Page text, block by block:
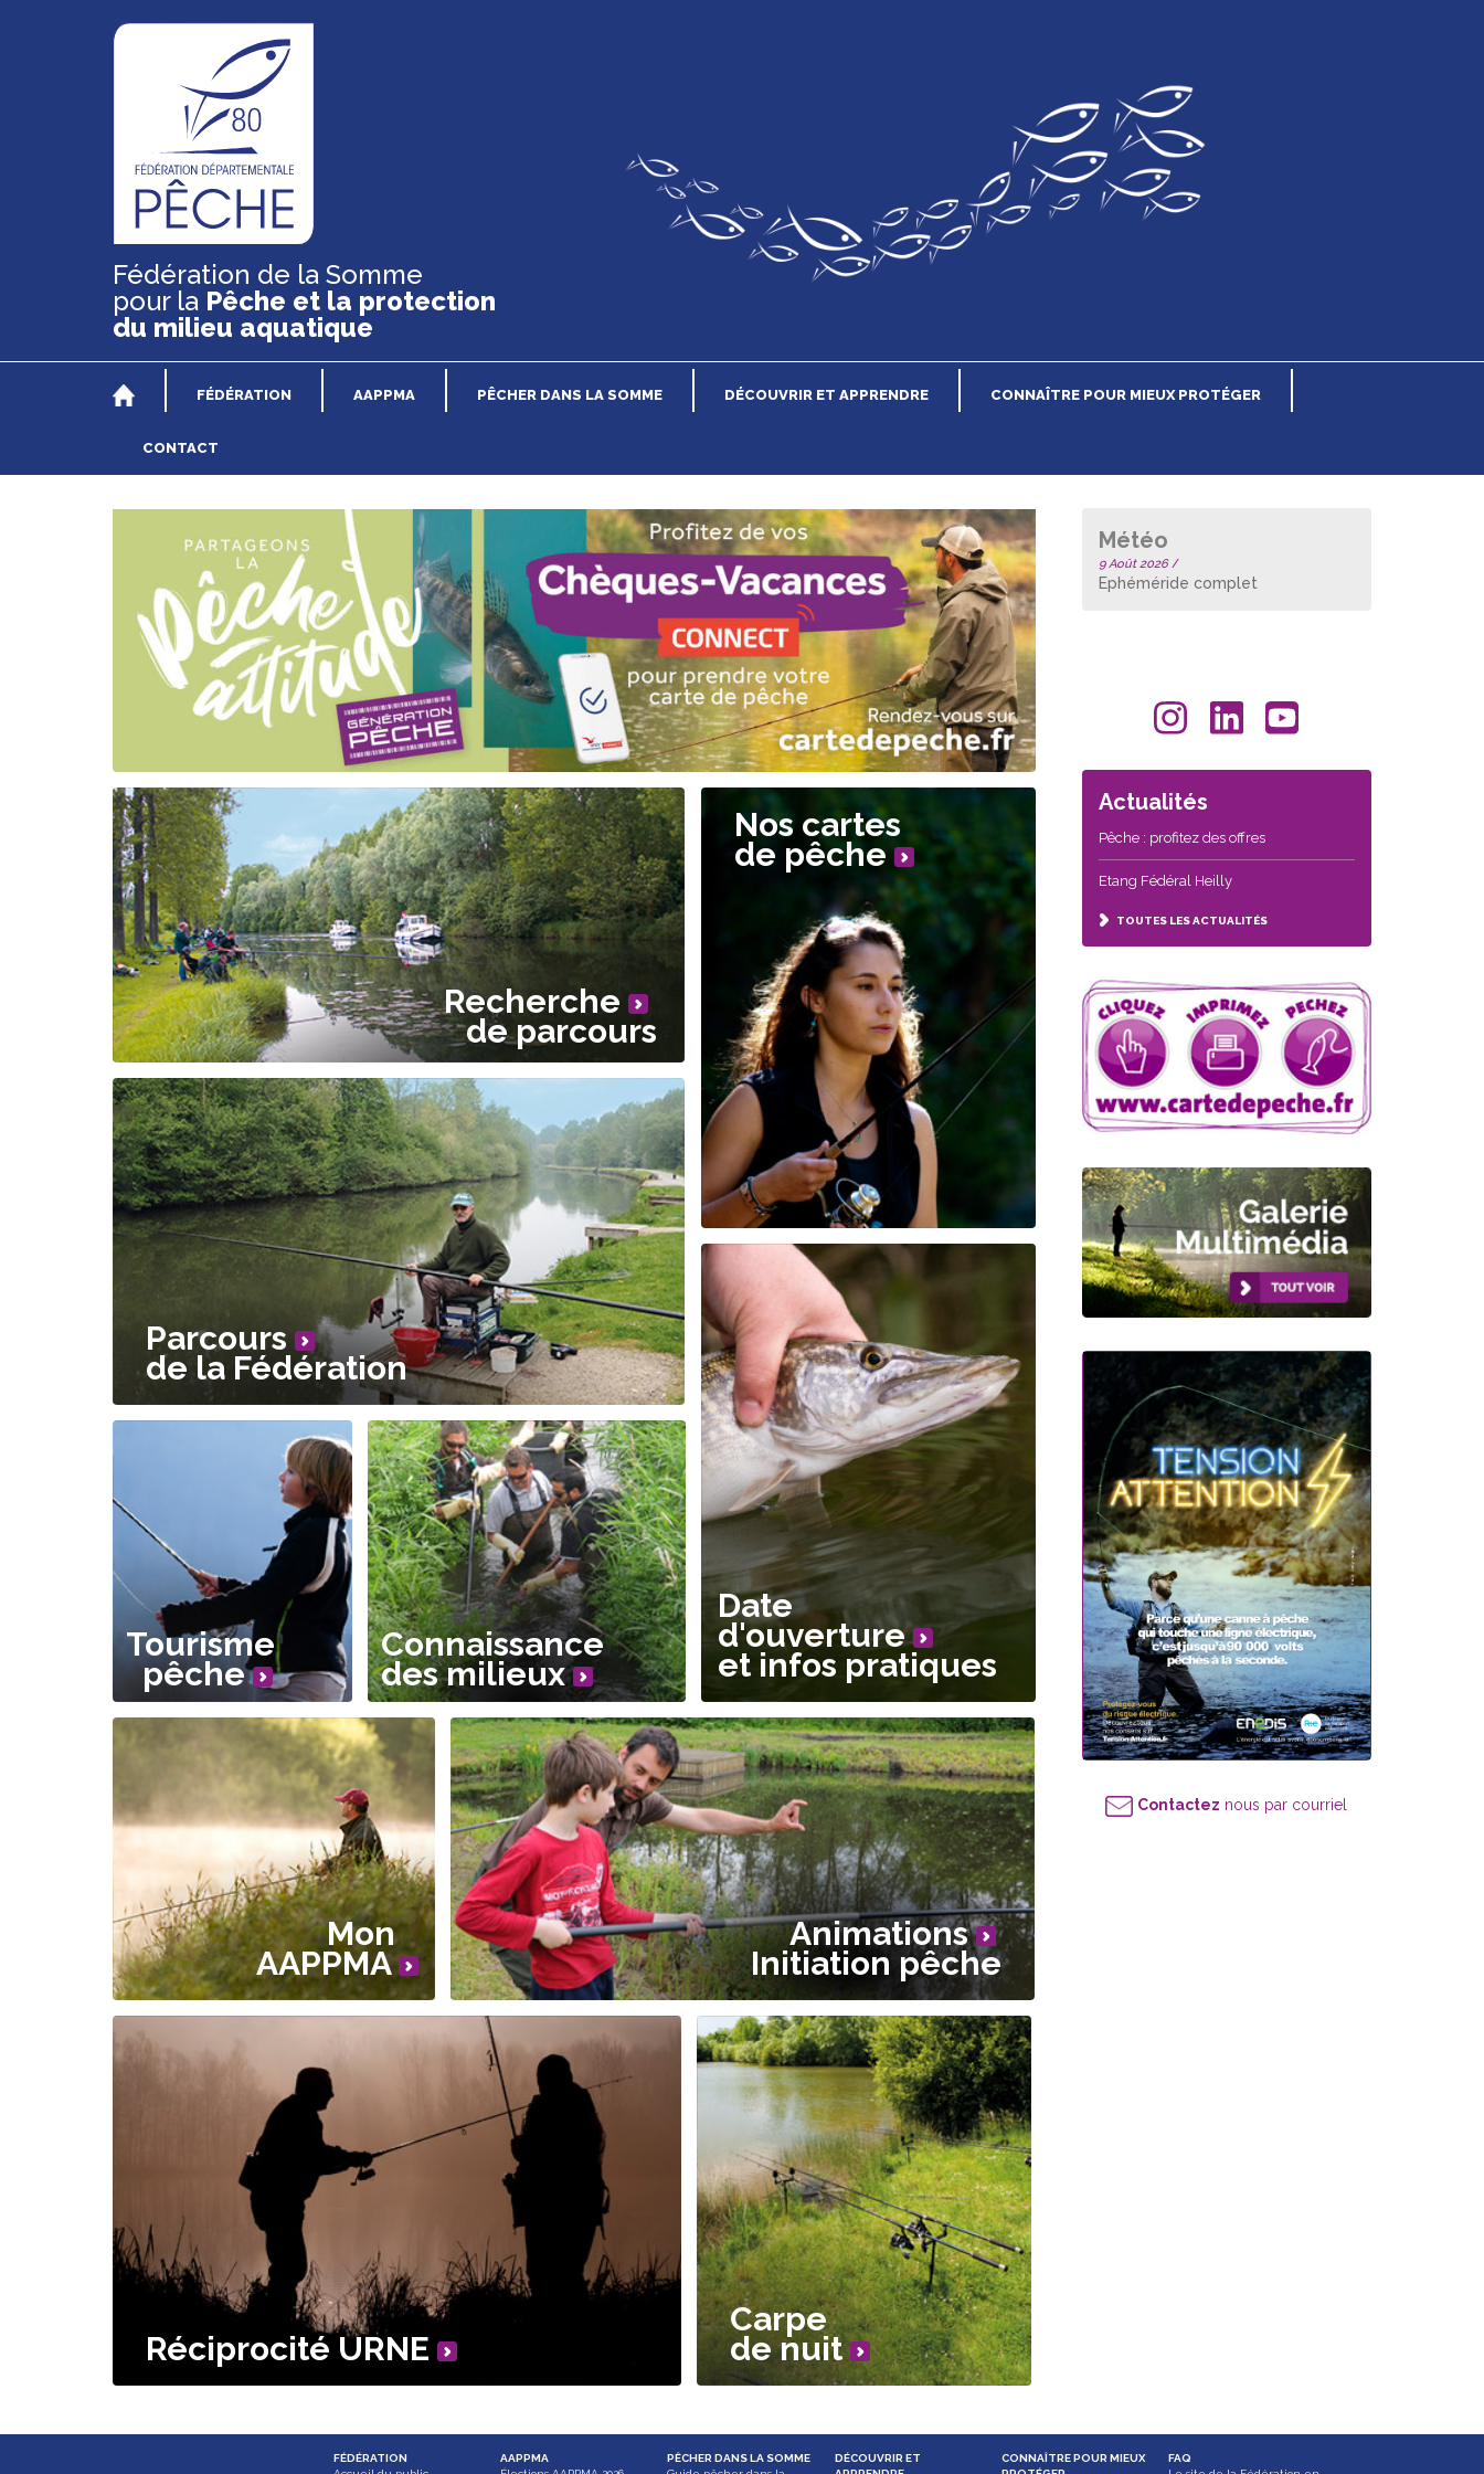
Fédération de la Somme
pour la Pêche et la protection
du milieu aquatique
FÉDÉRATION AAPPMA PÊCHER DANS LA SOMME DÉCOUVRIR ET APPRENDRE CONNAÎTRE POUR MIEUX PROTÉGER
CONTACT
Recherche
de parcours
Parcours
de la Fédération
Tourisme
pêche
Connaissance
des milieux
Nos cartes
de pêche
Date
d'ouverture
et infos pratiques
Mon
AAPPMA
Animations
Initiation pêche
Réciprocité URNE
Carpe
de nuit
Météo
9 Août 2026/
Ephéméride complet
Actualités
Pêche : profitez des offres
Etang Fédéral Heilly
TOUTES LES ACTUALITÉS
Contactez nous par courriel
FÉDÉRATION
AAPPMA
PÊCHER DANS LA SOMME
DÉCOUVRIR ET
CONNAÎTRE POUR MIEUX
FAQ